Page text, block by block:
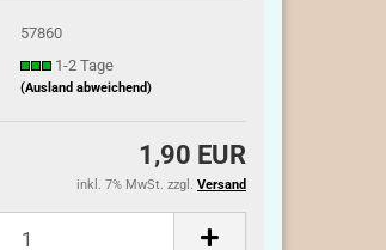
57860
1-2 Tage
(Ausland abweichend)
1,90 EUR
inkl. 7% MwSt. zzgl. Versand